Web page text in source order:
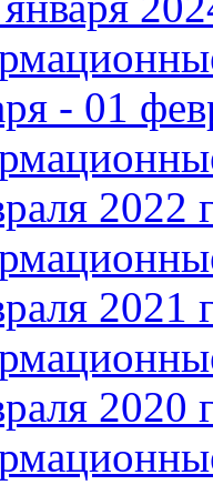
- 01
2022
2021
2020